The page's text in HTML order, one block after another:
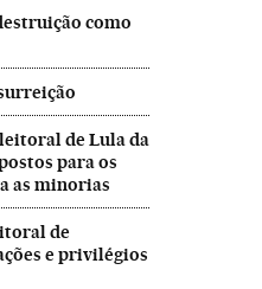
como
de Lula da
para os
as minorias
de
e privilégios